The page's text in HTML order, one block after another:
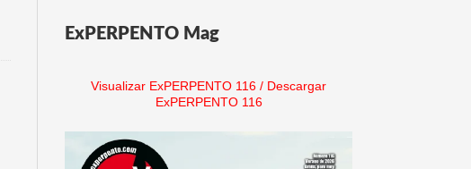
ExPERPENTO Mag
Visualizar ExPERPENTO 116 / Descargar
ExPERPENTO 116